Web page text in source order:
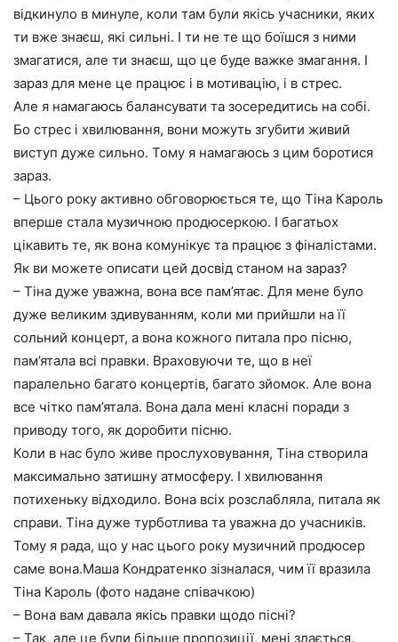
відкинуло в минуле, коли там були якісь учасники, яких
ти вже знаєш, які сильні. І ти не те що боїшся з ними
змагатися, але ти знаєш, що це буде важке змагання. І
зараз для мене це працює і в мотивацію, і в стрес.
Але я намагаюсь балансувати та зосередитись на собі.
Бо стрес і хвилювання, вони можуть згубити живий
виступ дуже сильно. Тому я намагаюсь з цим боротися
зараз.
– Цього року активно обговорюється те, що Тіна Кароль
вперше стала музичною продюсеркою. І багатьох
цікавить те, як вона комунікує та працює з фіналістами.
Як ви можете описати цей досвід станом на зараз?
– Тіна дуже уважна, вона все пам’ятає. Для мене було
дуже великим здивуванням, коли ми прийшли на її
сольний концерт, а вона кожного питала про пісню,
пам’ятала всі правки. Враховуючи те, що в неї
паралельно багато концертів, багато зйомок. Але вона
все чітко пам’ятала. Вона дала мені класні поради з
приводу того, як доробити пісню.
Коли в нас було живе прослуховування, Тіна створила
максимально затишну атмосферу. І хвилювання
потихеньку відходило. Вона всіх розслабляла, питала як
справи. Тіна дуже турботлива та уважна до учасників.
Тому я рада, що у нас цього року музичний продюсер
саме вона.Маша Кондратенко зізналася, чим її вразила
Тіна Кароль (фото надане співачкою)
– Вона вам давала якісь правки щодо пісні?
– Так, але це були більше пропозиції, мені здається.